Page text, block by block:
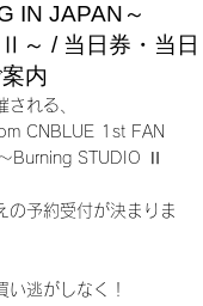
IN JAPAN～
～ / 当日券・当日
内
される、
CNBLUE 1st FAN
Burning STUDIO Ⅱ
の予約受付が決まりま
い逃がしなく！